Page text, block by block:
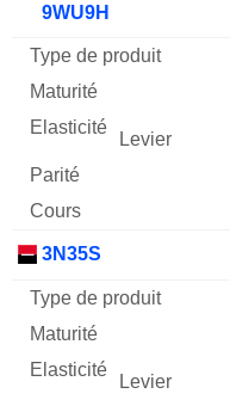
9WU9H
3N35S